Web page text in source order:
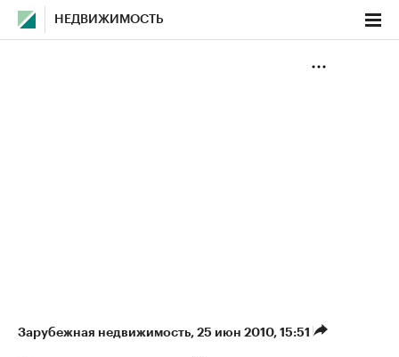
НЕДВИЖИМОСТЬ
Зарубежная недвижимость⁠, 25 июн 2010, 15:51